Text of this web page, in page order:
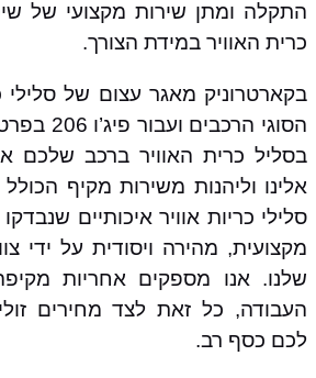
התקלה ומתן שירות מקצועי של
כרית האוויר במידת הצורך.
בקארטרוניק מאגר עצום של סלילי
הסוגי
בסליל כרית האוויר ברכב שלכם
אלינו וליהנות משירות מקיף
סלילי כריות אוויר איכותיים
מקצועית, מהירה ויסודית על ידי
שלנו. אנו מספקים אחריות
העבודה, כל זאת לצד מחירים
לכם כסף רב.